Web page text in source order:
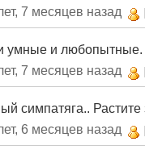
7 месяцев назад
умные и любопытные.
7 месяцев назад
симпатяга..
6 месяцев назад